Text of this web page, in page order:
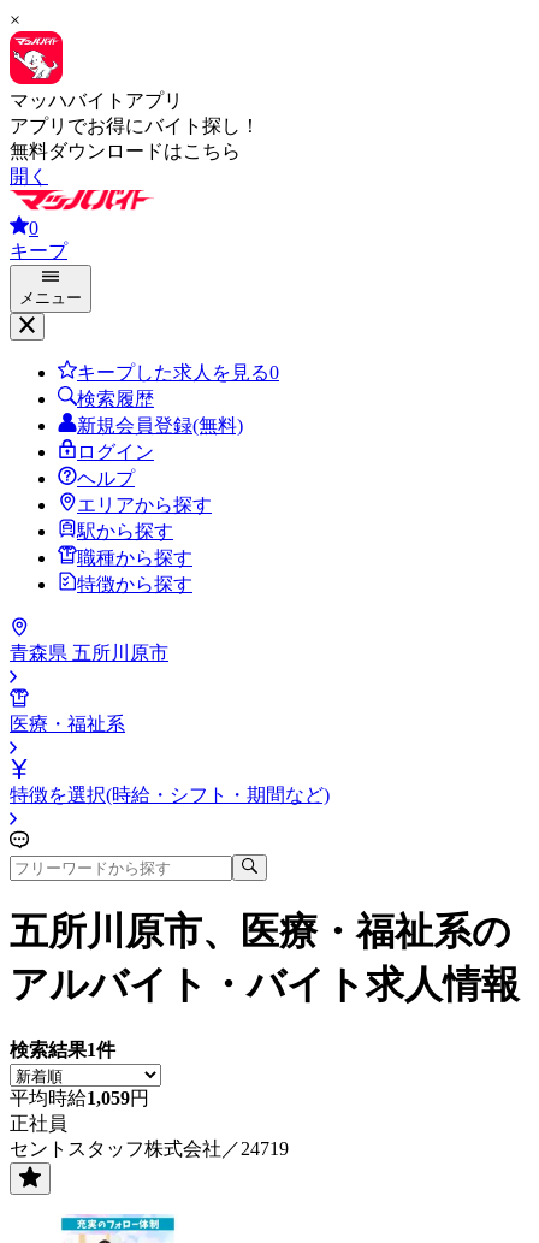
×
マッハバイトアプリ
アプリでお得にバイト探し！
無料ダウンロードはこちら
開く
0
キープ
メニュー
キープした求人を見る0
検索履歴
新規会員登録(無料)
ログイン
ヘルプ
エリアから探す
駅から探す
職種から探す
特徴から探す
青森県 五所川原市
医療・福祉系
特徴を選択(時給・シフト・期間など)
五所川原市、医療・福祉系の
アルバイト・バイト求人情報
検索結果1件
平均時給1,059円
正社員
セントスタッフ株式会社／24719